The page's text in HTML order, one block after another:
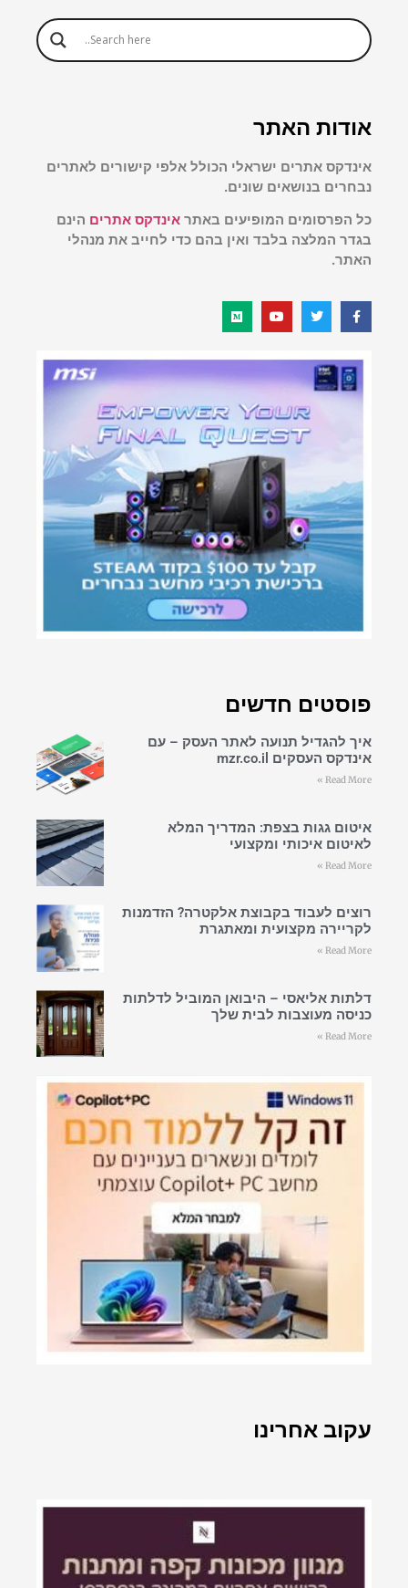
אודות האתר
אינדקס אתרים ישראלי הכולל אלפי קישורים לאתרים
נבחרים בנושאים שונים.
כל הפרסומים המופיעים באתר אינדקס אתרים הינם
בגדר המלצה בלבד ואין בהם כדי לחייב את מנהלי
האתר.
פוסטים חדשים
איך להגדיל תנועה לאתר העסק – עם
אינדקס העסקים mzr.co.il
Read More »
איטום גגות בצפת: המדריך המלא
לאיטום איכותי ומקצועי
Read More »
רוצים לעבוד בקבוצת אלקטרה? הזדמנות
לקריירה מקצועית ומאתגרת
Read More »
דלתות אליאסי – היבואן המוביל לדלתות
כניסה מעוצבות לבית שלך
Read More »
עקוב אחרינו